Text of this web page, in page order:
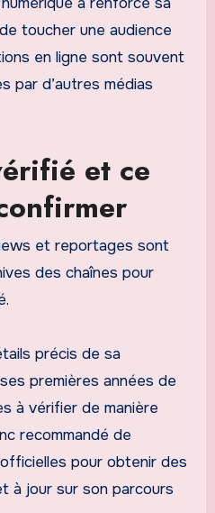
toucher une audience
en ligne sont souvent
par d’autres médias
et ce
et reportages sont
des chaînes pour
précis de sa
premières années de
à vérifier de manière
recommandé de
pour obtenir des
à jour sur son parcours